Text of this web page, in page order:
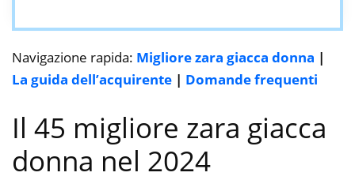
Navigazione rapida: Migliore zara giacca donna |
La guida dell’acquirente | Domande frequenti
Il 45 migliore zara giacca
donna nel 2024